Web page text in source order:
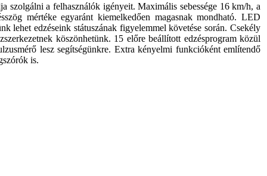
a felhasználók igényeit. Maximális sebessége 16 km/h, a
mértéke egyaránt kiemelkedően magasnak mondható. LED
lehet edzéseink státuszának figyelemmel követése során. Csekély
köszönhetünk. 15 előre beállított edzésprogram közül
lesz segítségünkre. Extra kényelmi funkcióként említendő
is.